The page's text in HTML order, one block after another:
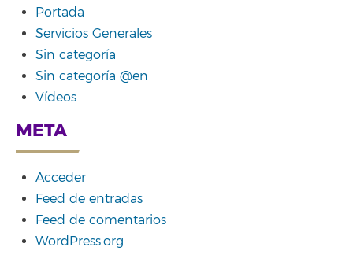
Portada
Servicios Generales
Sin categoría
Sin categoría @en
Vídeos
META
Acceder
Feed de entradas
Feed de comentarios
WordPress.org